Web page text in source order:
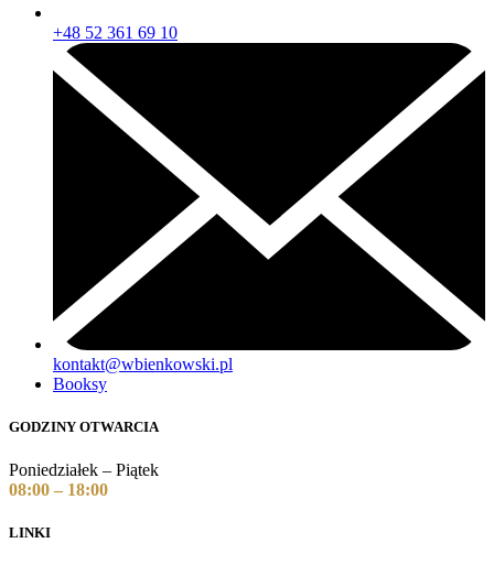
+48 52 361 69 10
kontakt@wbienkowski.pl
Booksy
GODZINY OTWARCIA
Poniedziałek – Piątek
08:00 – 18:00
LINKI